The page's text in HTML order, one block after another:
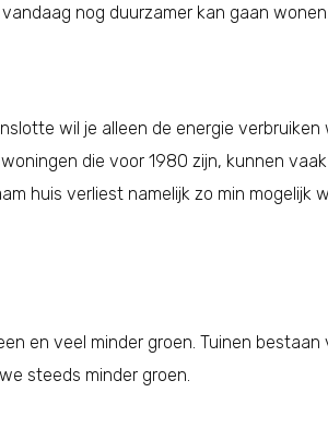
nog duurzamer kan gaan wonen.
wil je alleen de energie
die voor 1980 zijn, kunnen
huis verliest namelijk zo min mogelijk
en veel minder groen. Tuinen bestaan
steeds minder groen.